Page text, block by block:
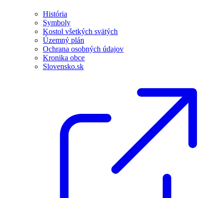
História
Symboly
Kostol všetkých svätých
Územný plán
Ochrana osobných údajov
Kronika obce
Slovensko.sk